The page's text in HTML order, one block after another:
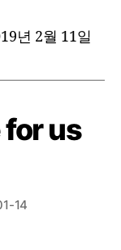
년 2월 11일
for us
14